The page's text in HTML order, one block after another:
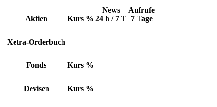
Aktien Kurs %
News
24 h / 7 T
Aufrufe
7 Tage
Xetra-Orderbuch
Fonds Kurs %
Devisen Kurs %